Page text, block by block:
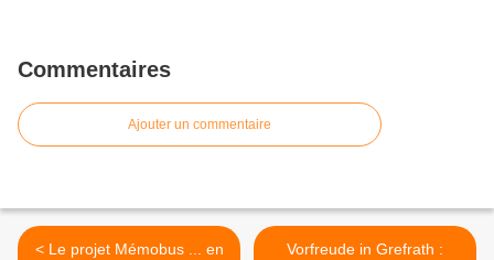
Commentaires
Ajouter un commentaire
< Le projet Mémobus ... en
Vorfreude in Grefrath :